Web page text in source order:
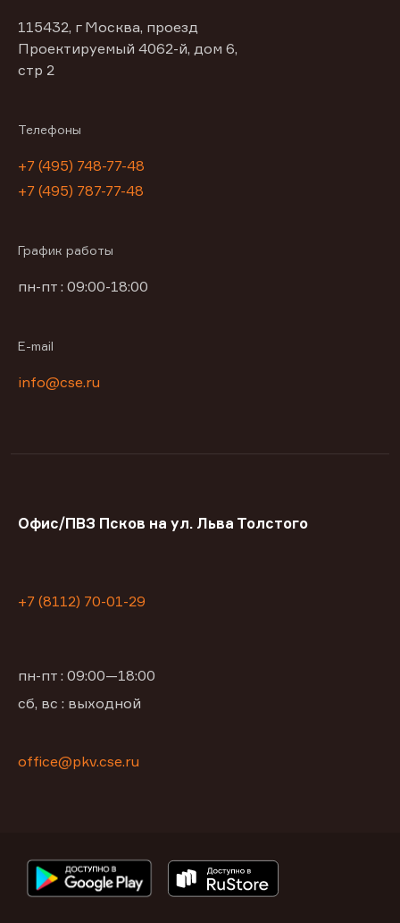
115432, г Москва, проезд
Проектируемый 4062-й, дом 6,
стр 2
Телефоны
+7 (495) 748-77-48
+7 (495) 787-77-48
График работы
пн-пт : 09:00-18:00
E-mail
info@cse.ru
Офис/ПВЗ Псков на ул. Льва Толстого
+7 (8112) 70-01-29
пн-пт : 09:00—18:00
сб, вс : выходной
office@pkv.cse.ru